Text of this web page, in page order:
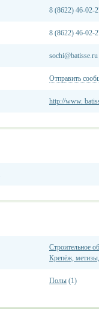
8 (8622) 46-02-
8 (8622) 46-02-
sochi@batisse.ru
Отправить
http://www.
Строительное
Крепёж, метизы,
Полы (1)